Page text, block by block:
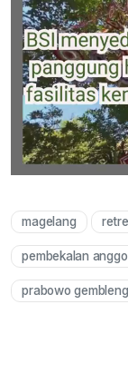
magelang
pembekalan
prabowo